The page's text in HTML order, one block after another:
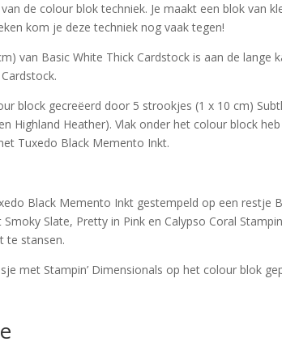
de colour blok techniek. Je maakt een blok van
kom je deze techniek nog vaak tegen!
van Basic White Thick Cardstock is aan de lange
block gecreëerd door 5 strookjes (1 x 10 cm)
Highland Heather). Vlak onder het colour block
Tuxedo Black Memento Inkt.
Black Memento Inkt gestempeld op een restje
Slate, Pretty in Pink en Calypso Coral
te stansen.
met Stampin’ Dimensionals op het colour blok